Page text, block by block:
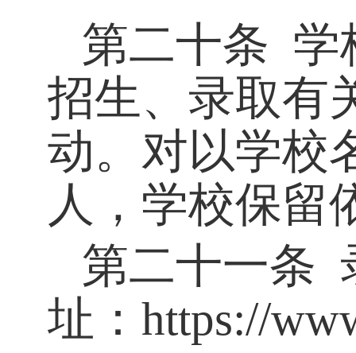
第二十条 学
招生、录取有
动。对以学校
人，学校保留
第二十一条
址： https://